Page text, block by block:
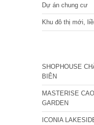
Dự án chung cư
Khu đô thị mới,
SHOPHOUSE
BIÊN
MASTERISE
GARDEN
ICONIA